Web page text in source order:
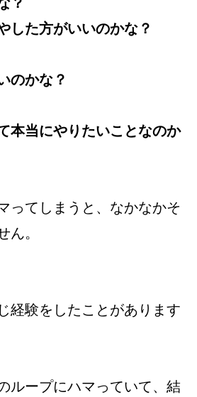
した方がいいのかな？
のかな？
本当にやりたいことなのか
ってしまうと、なかなかそ
。
経験をしたことがあります
ループにハマっていて、結